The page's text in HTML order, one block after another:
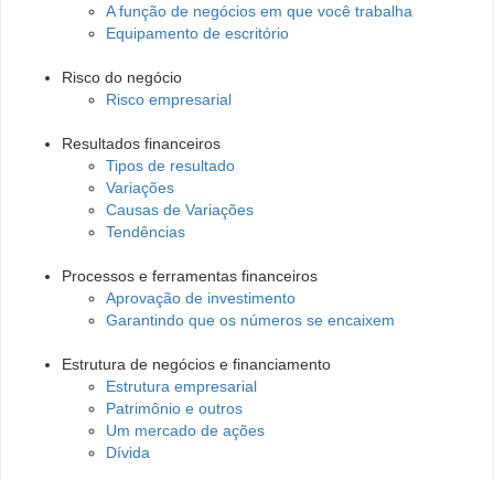
A função de negócios em que você trabalha
Equipamento de escritório
Risco do negócio
Risco empresarial
Resultados financeiros
Tipos de resultado
Variações
Causas de Variações
Tendências
Processos e ferramentas financeiros
Aprovação de investimento
Garantindo que os números se encaixem
Estrutura de negócios e financiamento
Estrutura empresarial
Patrimônio e outros
Um mercado de ações
Dívida